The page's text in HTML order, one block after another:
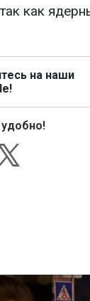
как
на наши